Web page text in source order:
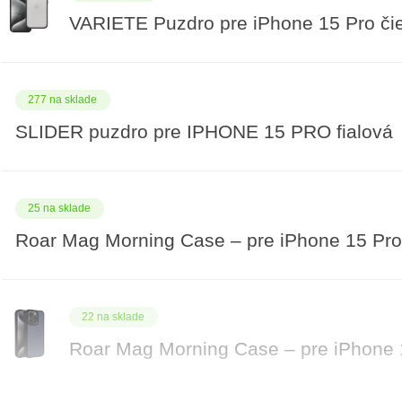
VARIETE Puzdro pre iPhone 15 Pro
277 na sklade
SLIDER puzdro pre IPHONE 15 PRO fialová
25 na sklade
Roar Mag Morning Case – pre iPhone 15
22 na sklade
Roar Mag Morning Case – pre iPhone